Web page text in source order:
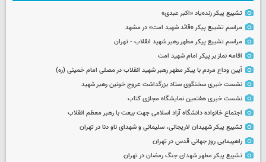
تشییع پیکر زنده‌یاد «اکبر عبدی»
مراسم تشییع پیکر «قائد شهید امت» در مشهد
مراسم تشییع پیکر مطهر رهبر شهید انقلاب - تهران
اقامه نماز بر پیکر امام شهید امت
آیین وداع مردم با پیکر مطهر رهبر شهید انقلاب در مصلی امام خمینی (ره)
نشست خبری سخنگوی ستاد بزرگداشت عروج خونین رهبر شهید
نشست خبری هفتمین نمایشگاه مجازی کتاب
اجتماع خانواده دانشگاه آزاد اسلامی جهت بیعت با رهبر معظم انقلاب
تشییع پیکر شهیدان لاریجانی، سلیمانی و شهدای ناو دنا در تهران
راهپیمایی روز جهانی قدس در تهران
تشییع پیکر مطهر شهدای جنگ رمضان در تهران